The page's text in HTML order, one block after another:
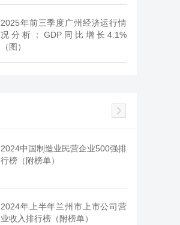
2025年前三季度广州经济运行情
况分析：GDP同比增长4.1%
（图）
2024中国制造业民营企业500强排
行榜（附榜单）
2024年上半年兰州市上市公司营
业收入排行榜（附榜单）